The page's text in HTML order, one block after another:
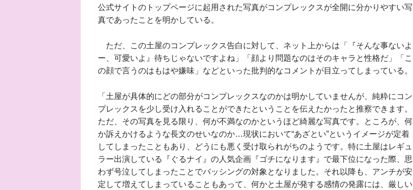
公式サイトのトップページに起用された写真がコンプレックスが全開に分かりやすい写
真であったことを明かしている。
ただ、この土屋のコンプレックス告白に対して、ネット上からは「『そんな事ないよ
ー、可愛いよ』待ちじゃないですよね」「顔より問題なのはそのキャラと性格だ」「こ
の顔で言うのはもはや嫌味」などといった批判的なコメントが目立ってしまっている。
「土屋が具体的にどの部分がコンプレックスなのかは明かしていませんが、純粋にコン
プレックスを少し受け入れることができたということを伝えたかったと推察できます。
ただ、その写真を見る限り、何が不満なのかというほど綺麗な写真です。ところが、何
か訴えかけるような長文のせいなのか…現状において“あざとい”というイメージが定着
してしまったこともあり、どうにも悪く受け取られがちのようです。特に土屋はレギュ
ラー出演している『ぐるナイ』の人気企画『ゴチになります』で最下位になった際、思
わず号泣してしまったことでバッシングの対象となりました。それ以降も、アンチが安
定して増えてしまっていることもあって、何かと土屋が発する感情の発露には、厳しい